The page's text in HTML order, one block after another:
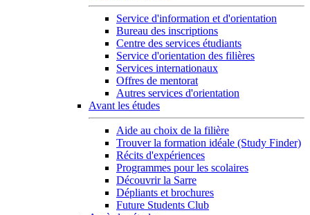
Service d'information et d'orientation
Bureau des inscriptions
Centre des services étudiants
Service d'orientation des filières
Services internationaux
Offres de mentorat
Autres services d'orientation
Avant les études
Aide au choix de la filière
Trouver la formation idéale (Study Finder)
Récits d'expériences
Programmes pour les scolaires
Découvrir la Sarre
Dépliants et brochures
Future Students Club